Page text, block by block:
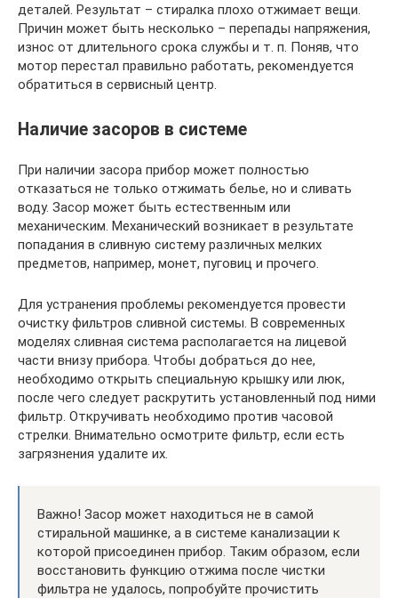
деталей. Результат – стиралка плохо отжимает вещи.
Причин может быть несколько – перепады напряжения,
износ от длительного срока службы и т. п. Поняв, что
мотор перестал правильно работать, рекомендуется
обратиться в сервисный центр.
Наличие засоров в системе
При наличии засора прибор может полностью
отказаться не только отжимать белье, но и сливать
воду. Засор может быть естественным или
механическим. Механический возникает в результате
попадания в сливную систему различных мелких
предметов, например, монет, пуговиц и прочего.
Для устранения проблемы рекомендуется провести
очистку фильтров сливной системы. В современных
моделях сливная система располагается на лицевой
части внизу прибора. Чтобы добраться до нее,
необходимо открыть специальную крышку или люк,
после чего следует раскрутить установленный под ними
фильтр. Откручивать необходимо против часовой
стрелки. Внимательно осмотрите фильтр, если есть
загрязнения удалите их.
Важно! Засор может находиться не в самой
стиральной машинке, а в системе канализации к
которой присоединен прибор. Таким образом, если
восстановить функцию отжима после чистки
фильтра не удалось, попробуйте прочистить